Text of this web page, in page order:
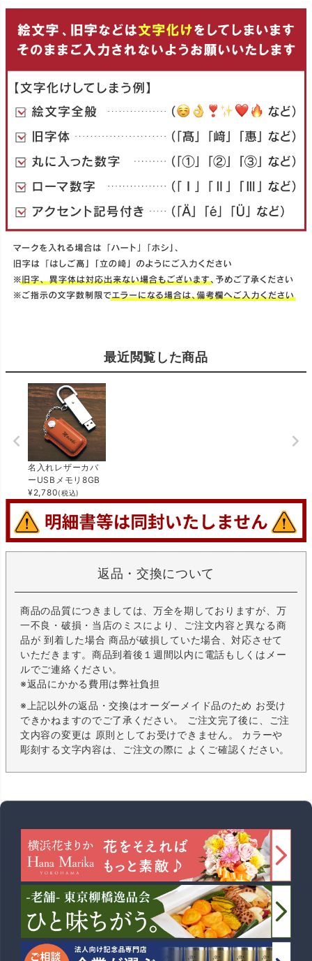
最近閲覧した商品
名入れレザーカバ
ーUSBメモリ8GB
¥2,780(税込)
返品・交換について
商品の品質につきましては、万全を期しておりますが、万
一不良・破損・当店のミスにより、ご注文内容と異なる商
品が 到着した場合 商品が破損していた場合、対応させて
いただきます。商品到着後１週間以内に電話もしくはメー
ルでご連絡ください。
※返品にかかる費用は弊社負担
※上記以外の返品・交換はオーダーメイド品のため お受け
できかねますのでご了承ください。 ご注文完了後に、ご注
文内容の変更は 原則としてお受けできません。 カラーや
彫刻する文字内容は、ご注文の際に よくご確認ください。